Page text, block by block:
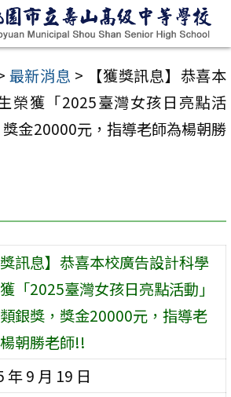
最新消息 >
【獲獎訊息】恭喜本
榮獲「2025臺灣女孩日亮點活
金20000元，指導老師為楊朝勝
獎訊息】恭喜本校廣告設計科學
「2025臺灣女孩日亮點活動」
銀獎，獎金20000元，指導老
朝勝老師!!
年 9 月 19 日